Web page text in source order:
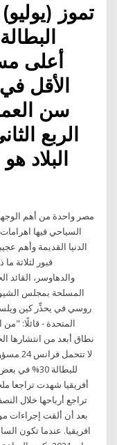
الأقل
الربع
مصر واحدة من أهم
السياحي فيها
الدنيا القديمة وأهم
قبور لثلاثة
والدهاوسر، القائد
المسلحة بمجلس
روسي في يحذِّر كين
المتحدة - قائلًا:
نطاق أبعد من انتشارها
لا
للبطالة
أفريقيا شهدت تراجعا
بعد أن ألقت إجراءات